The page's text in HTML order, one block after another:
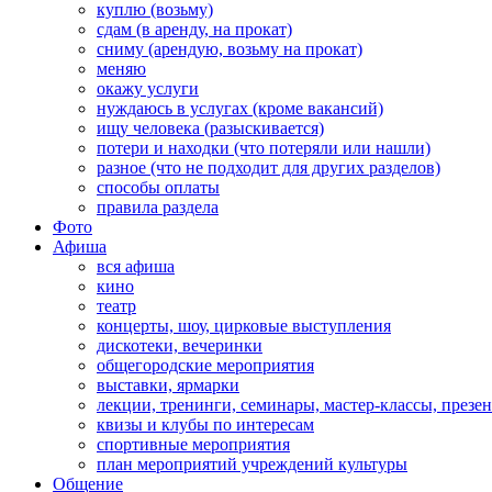
куплю (возьму)
сдам (в аренду, на прокат)
сниму (арендую, возьму на прокат)
меняю
окажу услуги
нуждаюсь в услугах (кроме вакансий)
ищу человека (разыскивается)
потери и находки (что потеряли или нашли)
разное (что не подходит для других разделов)
способы оплаты
правила раздела
Фото
Афиша
вся афиша
кино
театр
концерты, шоу, цирковые выступления
дискотеки, вечеринки
общегородские мероприятия
выставки, ярмарки
лекции, тренинги, семинары, мастер-классы,
квизы и клубы по интересам
спортивные мероприятия
план мероприятий учреждений культуры
Общение